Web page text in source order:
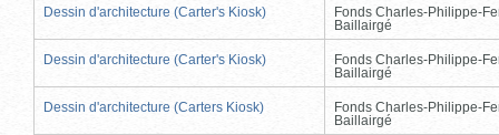
Dessin d'architecture (Carter's Kiosk)
Fonds Charles-Philippe-
Baillairgé
Dessin d'architecture (Carter's Kiosk)
Fonds Charles-Philippe-
Baillairgé
Dessin d'architecture (Carters Kiosk)
Fonds Charles-Philippe-
Baillairgé